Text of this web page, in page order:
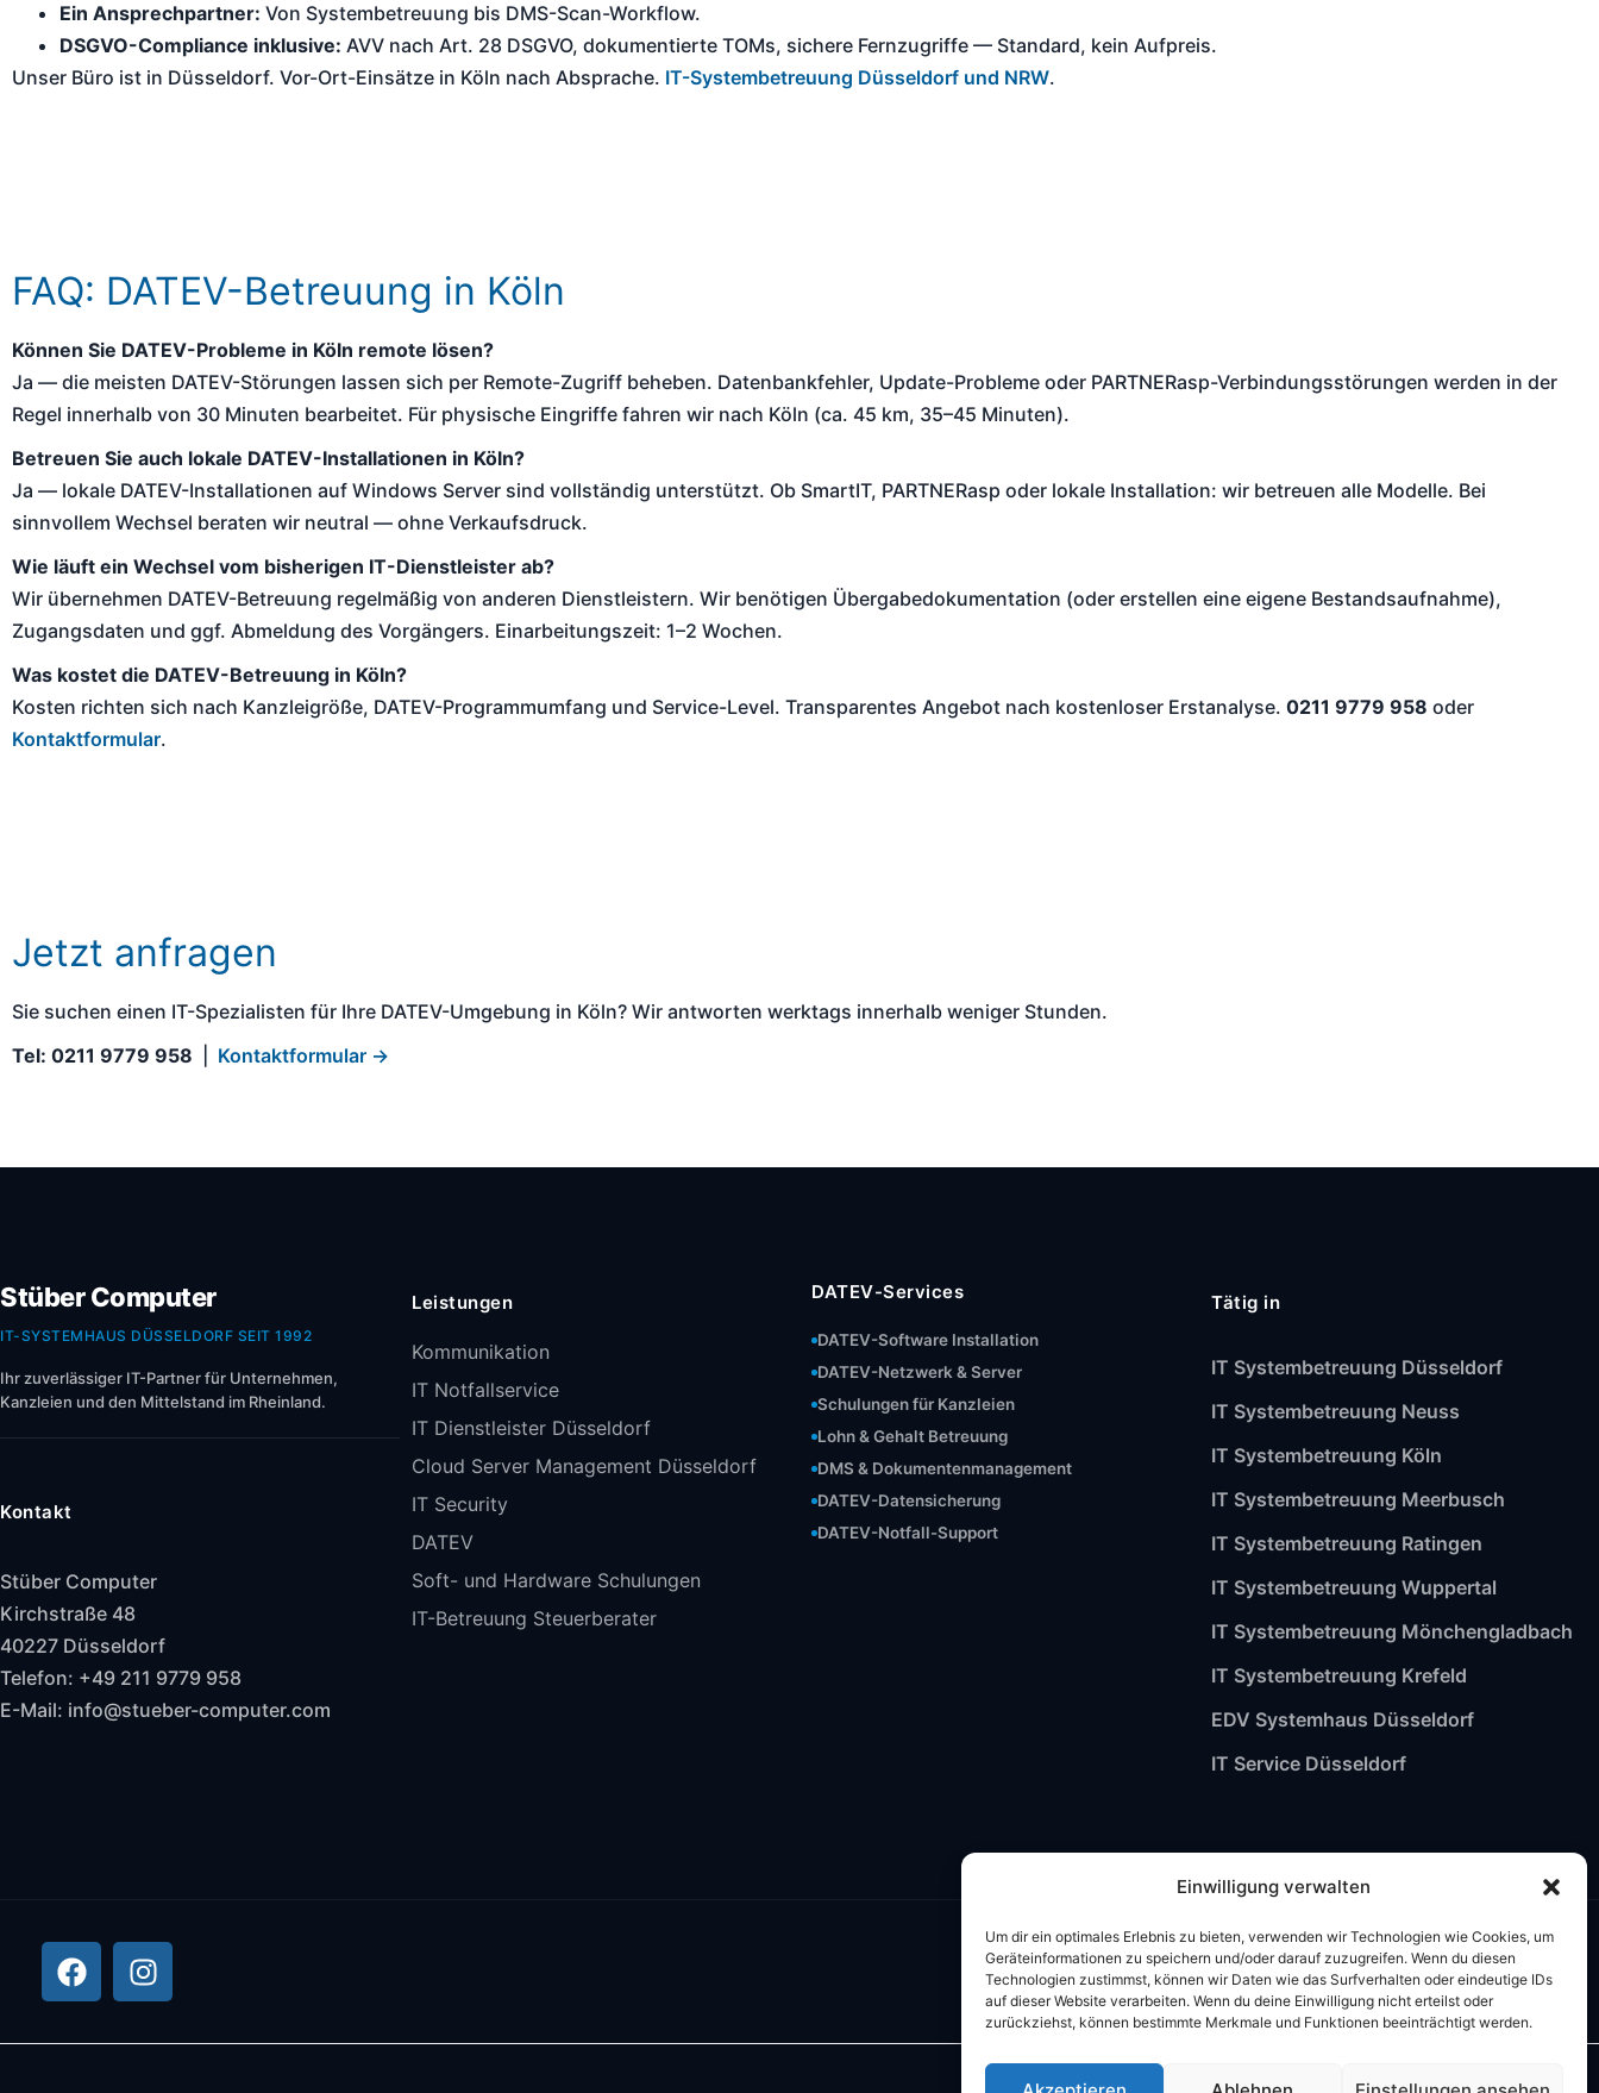
Einwilligung verwalten
Um dir ein optimales Erlebnis zu bieten, verwenden wir Technologien wie Cookies, um
Geräteinformationen zu speichern und/oder darauf zuzugreifen. Wenn du diesen
Technologien zustimmst, können wir Daten wie das Surfverhalten oder eindeutige IDs
auf dieser Website verarbeiten. Wenn du deine Einwilligung nicht erteilst oder
zurückziehst, können bestimmte Merkmale und Funktionen beeinträchtigt werden.
Ein Ansprechpartner: Von Systembetreuung bis DMS-Scan-Workflow.
DSGVO-Compliance inklusive: AVV nach Art. 28 DSGVO, dokumentierte TOMs, sichere Fernzugriffe — Standard, kein Aufpreis.
Unser Büro ist in Düsseldorf. Vor-Ort-Einsätze in Köln nach Absprache. IT-Systembetreuung Düsseldorf und NRW.
FAQ: DATEV-Betreuung in Köln
Können Sie DATEV-Probleme in Köln remote lösen?
Ja — die meisten DATEV-Störungen lassen sich per Remote-Zugriff beheben. Datenbankfehler, Update-Probleme oder PARTNERasp-Verbindungsstörungen werden in der
Regel innerhalb von 30 Minuten bearbeitet. Für physische Eingriffe fahren wir nach Köln (ca. 45 km, 35–45 Minuten).
Betreuen Sie auch lokale DATEV-Installationen in Köln?
Ja — lokale DATEV-Installationen auf Windows Server sind vollständig unterstützt. Ob SmartIT, PARTNERasp oder lokale Installation: wir betreuen alle Modelle. Bei
sinnvollem Wechsel beraten wir neutral — ohne Verkaufsdruck.
Wie läuft ein Wechsel vom bisherigen IT-Dienstleister ab?
Wir übernehmen DATEV-Betreuung regelmäßig von anderen Dienstleistern. Wir benötigen Übergabedokumentation (oder erstellen eine eigene Bestandsaufnahme),
Zugangsdaten und ggf. Abmeldung des Vorgängers. Einarbeitungszeit: 1–2 Wochen.
Was kostet die DATEV-Betreuung in Köln?
Kosten richten sich nach Kanzleigröße, DATEV-Programmumfang und Service-Level. Transparentes Angebot nach kostenloser Erstanalyse. 0211 9779 958 oder
Kontaktformular.
Jetzt anfragen
Sie suchen einen IT-Spezialisten für Ihre DATEV-Umgebung in Köln? Wir antworten werktags innerhalb weniger Stunden.
Tel: 0211 9779 958
Kontaktformular →
Stüber Computer
IT-SYSTEMHAUS DÜSSELDORF SEIT 1992
Ihr zuverlässiger IT-Partner für Unternehmen,
Kanzleien und den Mittelstand im Rheinland.
Kontakt
Stüber Computer
Kirchstraße 48
40227 Düsseldorf
Telefon: +49 211 9779 958
E-Mail: info@stueber-computer.com
Leistungen
Kommunikation
IT Notfallservice
IT Dienstleister Düsseldorf
Cloud Server Management Düsseldorf
IT Security
DATEV
Soft- und Hardware Schulungen
IT-Betreuung Steuerberater
DATEV-Services
DATEV-Software Installation
DATEV-Netzwerk & Server
Schulungen für Kanzleien
Lohn & Gehalt Betreuung
DMS & Dokumentenmanagement
DATEV-Datensicherung
DATEV-Notfall-Support
Tätig in
IT Systembetreuung Düsseldorf
IT Systembetreuung Neuss
IT Systembetreuung Köln
IT Systembetreuung Meerbusch
IT Systembetreuung Ratingen
IT Systembetreuung Wuppertal
IT Systembetreuung Mönchengladbach
IT Systembetreuung Krefeld
EDV Systemhaus Düsseldorf
IT Service Düsseldorf